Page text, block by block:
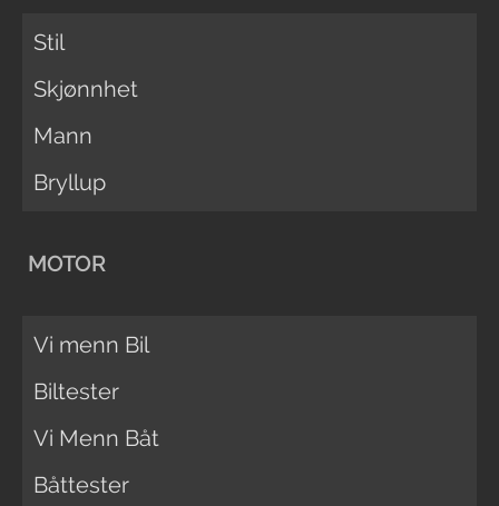
Stil
Skjønnhet
Mann
Bryllup
MOTOR
Vi menn Bil
Biltester
Vi Menn Båt
Båttester